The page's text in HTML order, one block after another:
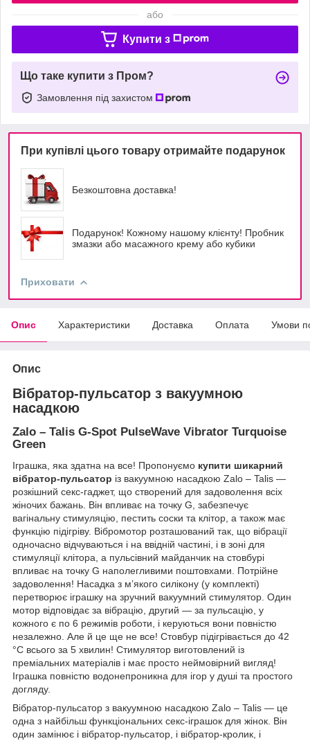
або
Купити з
Що таке купити з Пром?
Замовлення під захистом
При купівлі цього товару отримайте подарунок
Безкоштовна доставка!
Подарунок! Кожному нашому клієнту! Пробник
змазки або масажного крему або кубики
Приховати
Опис Характеристики Доставка Оплата Умови
Опис
Вібратор-пульсатор з вакуумною
насадкою
Zalo – Talis G-Spot PulseWave Vibrator Turquoise
Green
Іграшка, яка здатна на все! Пропонуємо купити шикарний
вібратор-пульсатор із вакуумною насадкою Zalo – Talis —
розкішний секс-гаджет, що створений для задоволення всіх
жіночих бажань. Він впливає на точку G, забезпечує
вагінальну стимуляцію, пестить соски та клітор, а також має
функцію підігріву. Вібромотор розташований так, що вібрації
одночасно відчуваються і на ввідній частині, і в зоні для
стимуляції клітора, а пульсівний майданчик на стовбурі
впливає на точку G наполегливими поштовхами. Потрійне
задоволення! Насадка з м’якого силікону (у комплекті)
перетворює іграшку на зручний вакуумний стимулятор. Один
мотор відповідає за вібрацію, другий — за пульсацію, у
кожного є по 6 режимів роботи, і керуються вони повністю
незалежно. Але й це ще не все! Стовбур підігрівається до 42
°C всього за 5 хвилин! Стимулятор виготовлений із
преміальних матеріалів і має просто неймовірний вигляд!
Іграшка повністю водонепроникна для ігор у душі та простого
догляду.
Вібратор-пульсатор з вакуумною насадкою Zalo – Talis — це
одна з найбільш функціональних секс-іграшок для жінок. Він
один замінює і вібратор-пульсатор, і вібратор-кролик, і